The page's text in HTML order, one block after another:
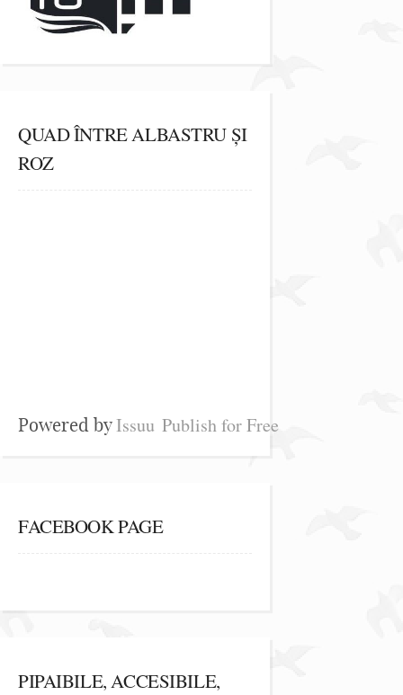
QUAD ÎNTRE ALBASTRU ȘI
ROZ
Powered byIssuu Publish for Free
FACEBOOK PAGE
PIPAIBILE, ACCESIBILE,